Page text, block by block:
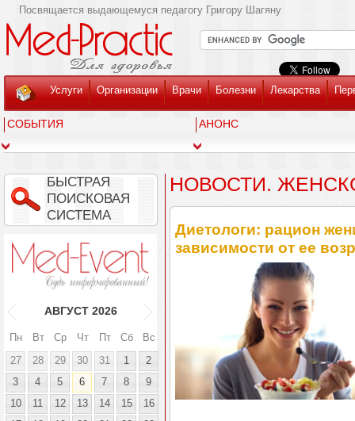
Посвящается выдающемуся педагогу Григору Шагяну
Услуги Организации Врачи Болезни Лекарства
СОБЫТИЯ АНОНС
БЫСТРАЯ
ПОИСКОВАЯ
СИСТЕМА
АВГУСТ 2026
Пн Вт Ср Чт Пт Сб
Вс
27
28 29 30 31 1
2
3
4 5 6 7 8
9
10
11 12 13 14 15
16
НОВОСТИ.
Диетологи: рацион
зависимости от ее